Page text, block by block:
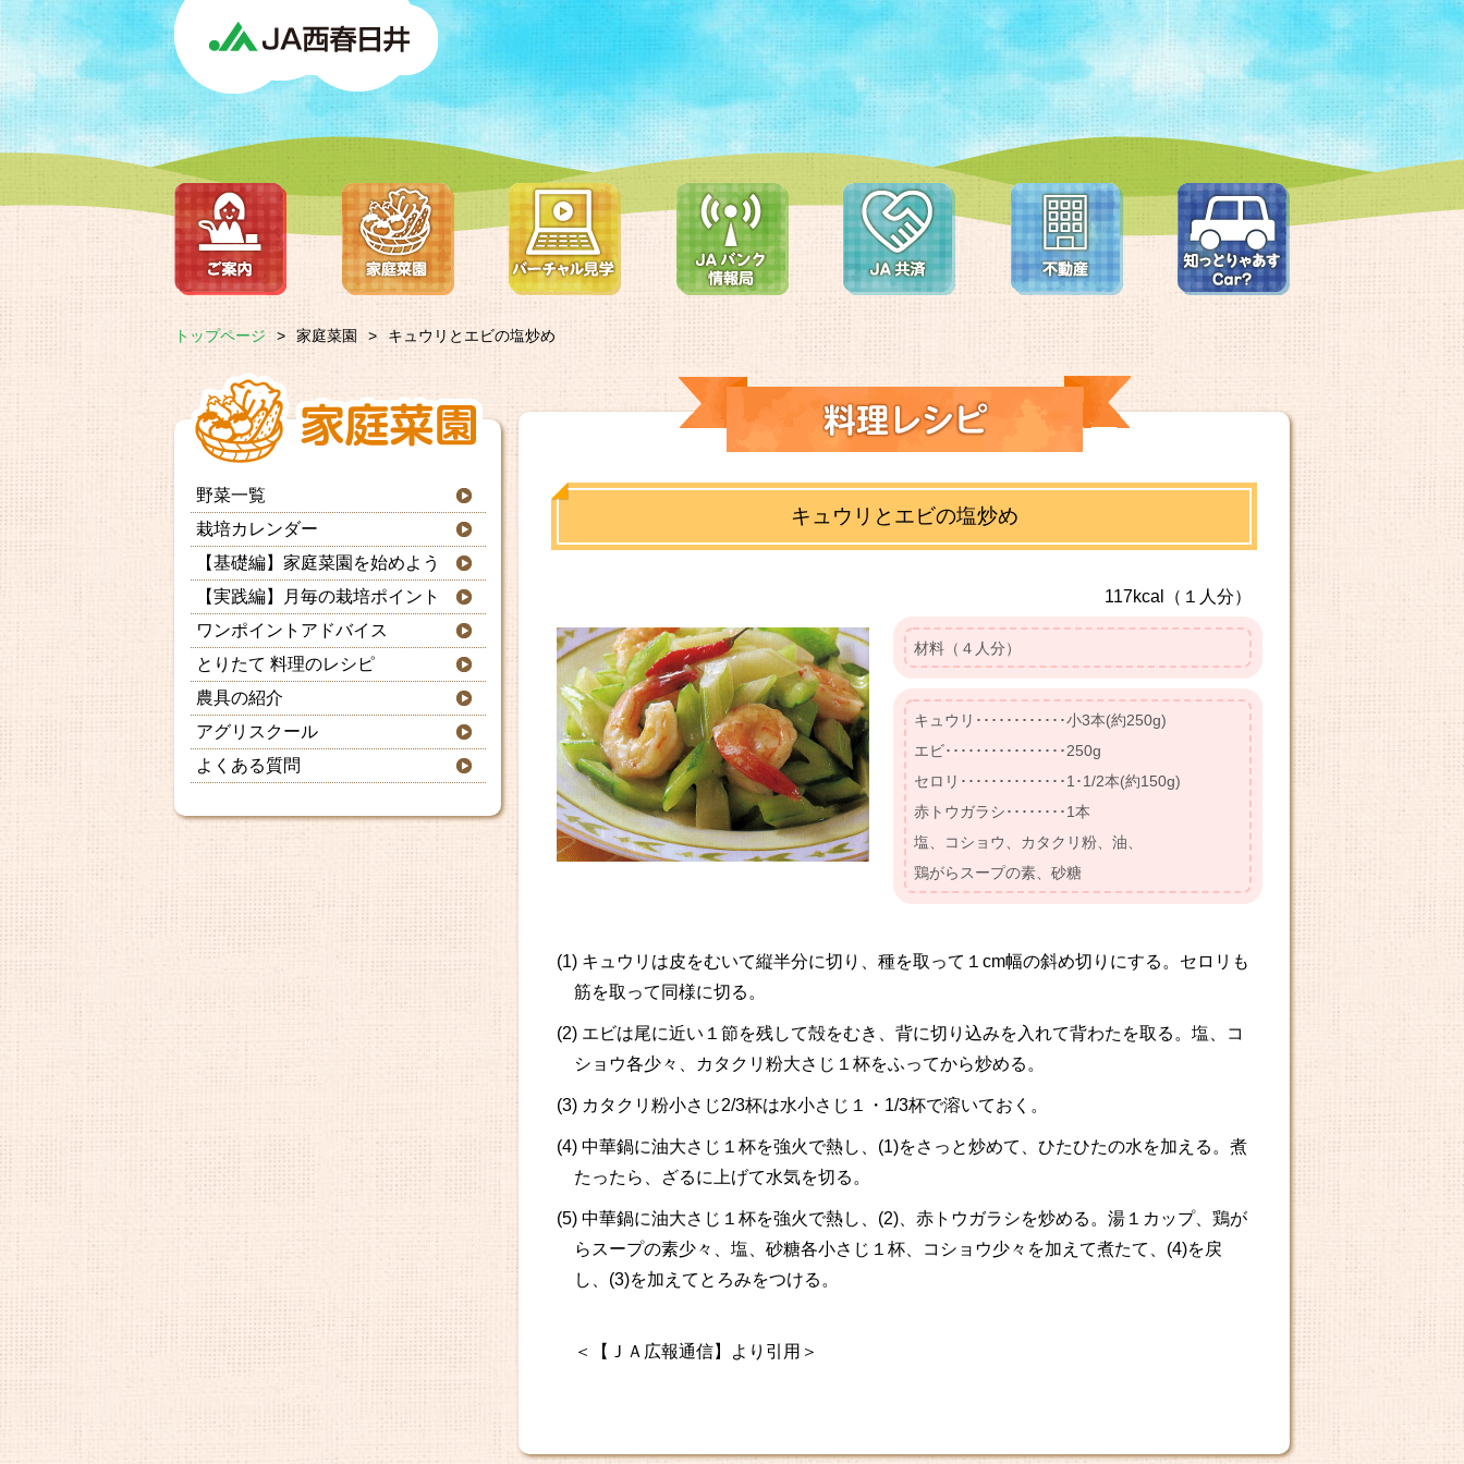
トップページ > 家庭菜園 > キュウリとエビの塩炒め
野菜一覧
栽培カレンダー
【基礎編】家庭菜園を始めよう
【実践編】月毎の栽培ポイント
ワンポイントアドバイス
とりたて 料理のレシピ
農具の紹介
アグリスクール
よくある質問
キュウリとエビの塩炒め
117kcal（１人分）
材料（４人分）
キュウリ････････････小3本(約250g)
エビ････････････････250g
セロリ･･････････････1･1/2本(約150g)
赤トウガラシ････････1本
塩、コショウ、カタクリ粉、油、
鶏がらスープの素、砂糖
(1) キュウリは皮をむいて縦半分に切り、種を取って１cm幅の斜め切りにする。セロリも
筋を取って同様に切る。
(2) エビは尾に近い１節を残して殻をむき、背に切り込みを入れて背わたを取る。塩、コ
ショウ各少々、カタクリ粉大さじ１杯をふってから炒める。
(3) カタクリ粉小さじ2/3杯は水小さじ１・1/3杯で溶いておく。
(4) 中華鍋に油大さじ１杯を強火で熱し、(1)をさっと炒めて、ひたひたの水を加える。煮
たったら、ざるに上げて水気を切る。
(5) 中華鍋に油大さじ１杯を強火で熱し、(2)、赤トウガラシを炒める。湯１カップ、鶏が
らスープの素少々、塩、砂糖各小さじ１杯、コショウ少々を加えて煮たて、(4)を戻
し、(3)を加えてとろみをつける。
＜【ＪＡ広報通信】より引用＞